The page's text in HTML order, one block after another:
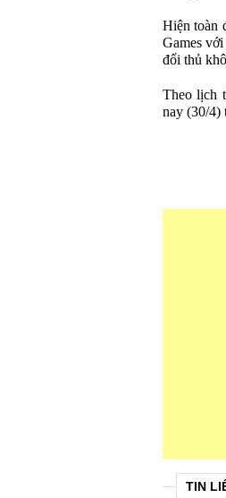
Hiện toàn
Games
đối thủ
Theo lịch
nay (30/4)
TIN